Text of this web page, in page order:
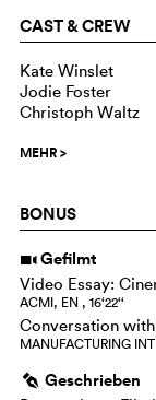
CAST & CREW
Kate Winslet
Jodie Foster
Christoph Waltz
MEHR>
BONUS
i Gefilmt
Video Essay:
ACMI, EN , 16‘22‘‘
Conversation
MANUFACTURING
g Geschrieben